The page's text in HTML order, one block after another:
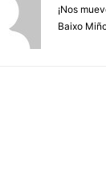
¡Nos
Baixo